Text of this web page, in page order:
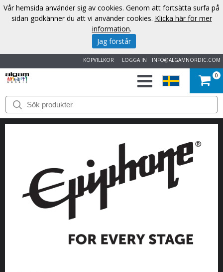
INFO@ALGAMNORDIC.COM
LOGGA IN
KÖPVILLKOR
START
VARUMÄRKEN
OM
OSS
KONTAKT
0
Vår hemsida använder sig av cookies. Genom att fortsätta surfa på
sidan godkänner du att vi använder cookies. Klicka här för mer
information.
Jag förstår